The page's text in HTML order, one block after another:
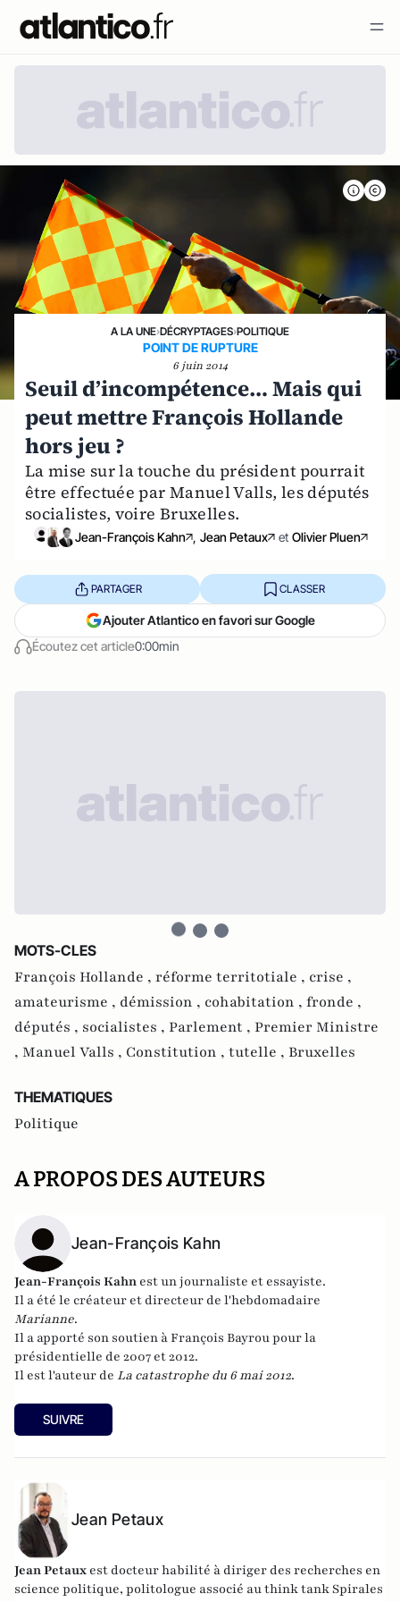
A LA UNE›DÉCRYPTAGES›POLITIQUE
POINT DE RUPTURE
6 juin 2014
Seuil d’incompétence… Mais qui
peut mettre François Hollande
hors jeu ?
La mise sur la touche du président pourrait
être effectuée par Manuel Valls, les députés
socialistes, voire Bruxelles.
Jean-François Kahn , Jean Petaux et Olivier Pluen
Écoutez cet article0:00min
PARTAGER CLASSER
Ajouter Atlantico en favori sur Google
MOTS-CLES
François Hollande , réforme territotiale , crise ,
amateurisme , démission , cohabitation , fronde ,
députés , socialistes , Parlement , Premier Ministre
, Manuel Valls , Constitution , tutelle , Bruxelles
THEMATIQUES
Politique
A PROPOS DES AUTEURS
Jean-François Kahn
Jean-François Kahn est un journaliste et essayiste.
Il a été le créateur et directeur de l'hebdomadaire
Marianne.
Il a apporté son soutien à François Bayrou pour la
présidentielle de 2007 et 2012.
Il est l'auteur de La catastrophe du 6 mai 2012.
SUIVRE
Jean Petaux
Jean Petaux est docteur habilité à diriger des recherches en
science politique, politologue associé au think tank Spirales